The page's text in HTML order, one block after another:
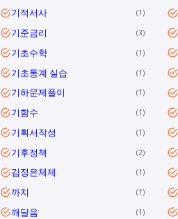
기적서사 1
기준금리 3
기초수학 1
기초통계 실습 1
기하문제풀이 1
기함수 1
기획서작성 1
기후정책 2
김정은체제 1
까치 1
깨달음 1